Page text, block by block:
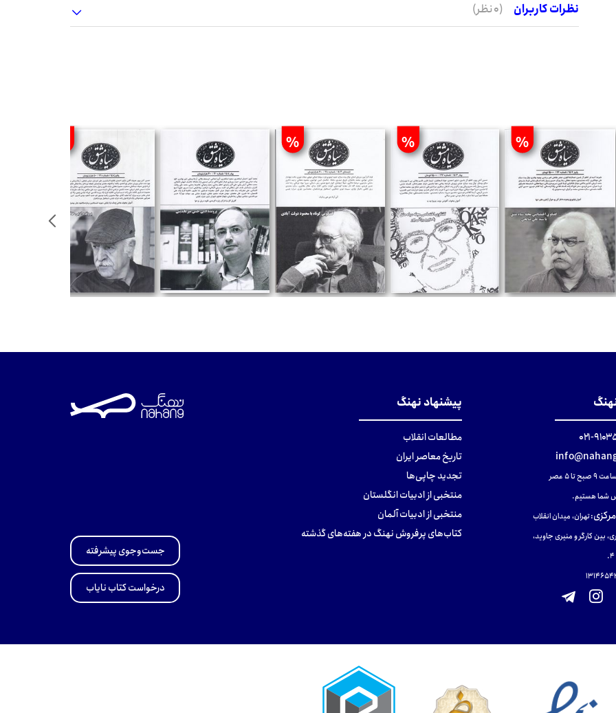
نظرات کاربران (0 نظر)
%
%
%
۰۲۱
تا ۵ عصر
شما هستیم.
:تهران، میدان انقلاب
بین کارگر و منیری جاوید،
پیشنهاد نهنگ
مطالعات انقلاب
تاریخ معاصر ایران
تجدید چاپی‌ها
منتخبی از ادبیات انگلستان
منتخبی از ادبیات آلمان
کتاب‌های پرفروش نهنگ در هفته‌های گذشته
جست‌وجوی پیشرفته
درخواست کتاب نایاب